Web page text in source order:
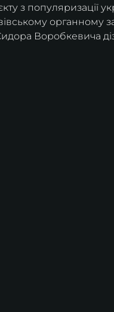
з популяризації
органному
Воробкевича